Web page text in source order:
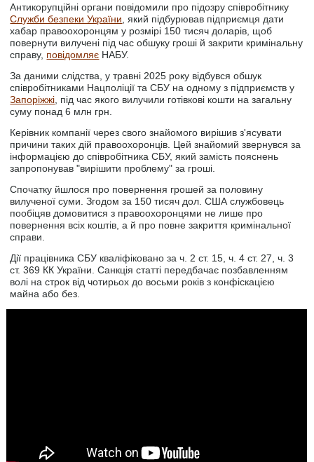
Антикорупційні органи повідомили про підозру співробітнику
Служби безпеки України , який підбурював підприємця дати
хабар правоохоронцям у розмірі 150 тисяч доларів, щоб
повернути вилучені під час обшуку гроші й закрити кримінальну
справу, повідомляє НАБУ.
За даними слідства, у травні 2025 року відбувся обшук
співробітниками Нацполіції та СБУ на одному з підприємств у
Запоріжжі , під час якого вилучили готівкові кошти на загальну
суму понад 6 млн грн.
Керівник компанії через свого знайомого вирішив з'ясувати
причини таких дій правоохоронців. Цей знайомий звернувся за
інформацією до співробітника СБУ, який замість пояснень
запропонував "вирішити проблему" за гроші.
Спочатку йшлося про повернення грошей за половину
вилученої суми. Згодом за 150 тисяч дол. США службовець
пообіцяв домовитися з правоохоронцями не лише про
повернення всіх коштів, а й про повне закриття кримінальної
справи.
Дії працівника СБУ кваліфіковано за ч. 2 ст. 15, ч. 4 ст. 27, ч. 3
ст. 369 КК України. Санкція статті передбачає позбавленням
волі на строк від чотирьох до восьми років з конфіскацією
майна або без.